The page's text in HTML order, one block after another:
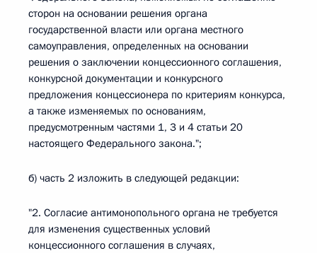
сторон на основании решения органа
государственной власти или органа местного
самоуправления, определенных на основании
решения о заключении концессионного соглашения,
конкурсной документации и конкурсного
предложения концессионера по критериям конкурса,
а также изменяемых по основаниям,
предусмотренным частями 1, 3 и 4 статьи 20
настоящего Федерального закона.";
б) часть 2 изложить в следующей редакции:
"2. Согласие антимонопольного органа не требуется
для изменения существенных условий
концессионного соглашения в случаях,